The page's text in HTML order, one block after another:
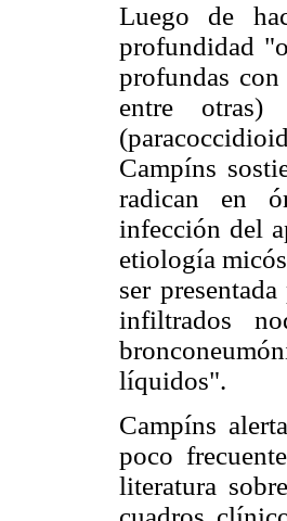
Luego de
profundidad
profundas
entre otras)
Campíns
radican en
infección del
etiología
ser
infiltrados
líquidos".
Campíns
poco
literatura